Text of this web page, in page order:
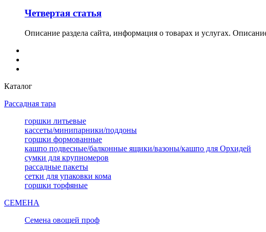
Четвертая статья
Описание раздела сайта, информация о товарах и услугах.
Каталог
Рассадная тара
горшки литьевые
кассеты/минипарники/поддоны
горшки формованные
кашпо подвесные/балконные ящики/вазоны/кашпо для Орхидей
сумки для крупномеров
рассадные пакеты
сетки для упаковки кома
горшки торфяные
СЕМЕНА
Семена овощей проф